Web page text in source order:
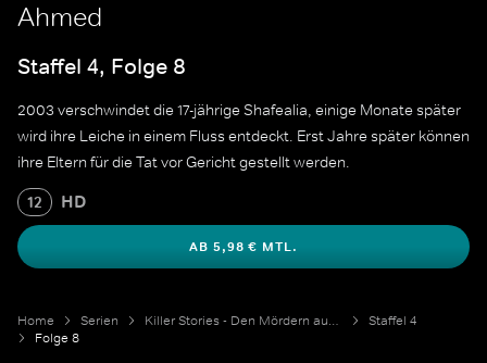
Ahmed
Staffel 4, Folge 8
2003 verschwindet die 17-jährige Shafealia, einige Monate später
wird ihre Leiche in einem Fluss entdeckt. Erst Jahre später können
ihre Eltern für die Tat vor Gericht gestellt werden.
12 HD
AB 5,98 € MTL.
Home Serien Killer Stories - Den Mördern auf der Spur
Staffel 4
Folge 8